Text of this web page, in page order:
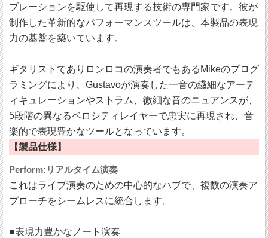
ブレーションを駆使して再現する技術の専門家です。彼が
制作した革新的なパフォーマンスツールは、本製品の表現
力の基盤を築いています。
ギタリストでありロンロコの演奏者でもあるMikeのプログ
ラミングにより、Gustavoが演奏した一音の繊細なアーテ
ィキュレーションやストラム、微細な音のニュアンスが、
5段階の異なるベロシティレイヤーで忠実に再現され、音
楽的で表現豊かなツールとなっています。
【製品仕様】
Perform:リアルタイム演奏
これはライブ演奏のための中心的なハブで、複数の演奏ア
プローチをシームレスに統合します。
■表現力豊かなノート演奏